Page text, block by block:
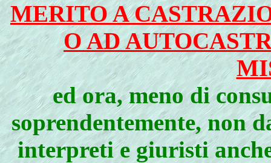
MERITO A
O AD
ed ora, meno di
soprendentemente, non
interpreti e giuristi